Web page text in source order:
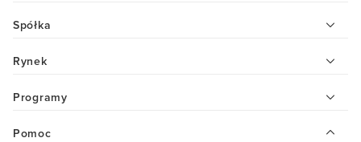
Spółka
Rynek
Programy
Pomoc